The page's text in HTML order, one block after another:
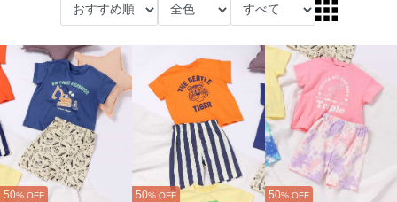
50% OFF 50% OFF 50% OFF